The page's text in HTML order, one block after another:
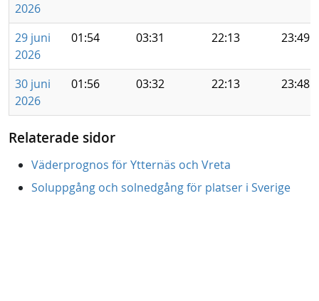
2026
29 juni
2026
01:54 03:31 22:13 23:49
30 juni
2026
01:56 03:32 22:13 23:48
Relaterade sidor
Väderprognos för Ytternäs och Vreta
Soluppgång och solnedgång för platser i Sverige